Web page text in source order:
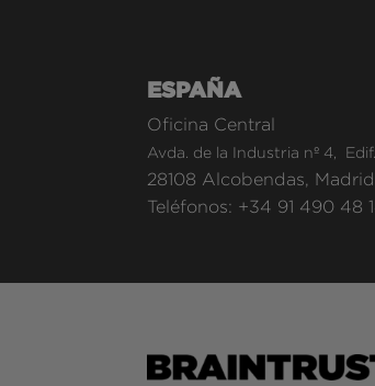
ESPAÑA
Oficina Central
Avda. de la Industria nº 4,
28108 Alcobendas, Madrid
Teléfonos: +34 91 490 48